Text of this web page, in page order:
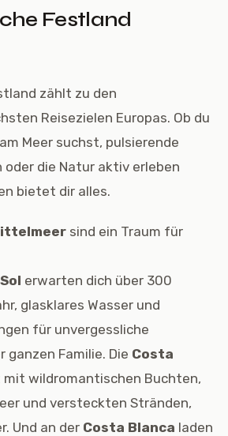
Festland
zählt zu den
Reisezielen Europas. Ob du
Meer suchst, pulsierende
die Natur aktiv erleben
bietet dir alles.
sind ein Traum für
erwarten dich über 300
glasklares Wasser und
für unvergessliche
Familie. Die Costa
mit wildromantischen Buchten,
und versteckten Stränden,
Und an der Costa Blanca laden